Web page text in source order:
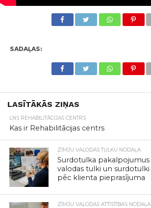
SADAĻAS:
LASĪTĀKĀS ZIŅAS
LNS REHABILITĀCIJAS CENTRS
Kas ir Rehabilitācijas centrs
ZĪMJU VALODAS TULKU NODAĻA
Surdotulka pakalpojumus
valodas tulki un surdotulki
pēc klienta pieprasījuma
ZĪMJU VALODAS ATTĪSTĪBAS NODAĻA